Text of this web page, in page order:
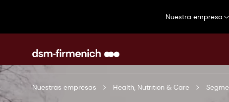
Nuestra empresa
Nuestras empresas Health, Nutrition & Care